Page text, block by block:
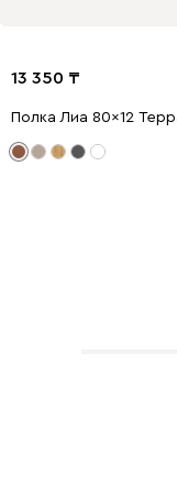
13 350
Полка Лиа 80x12